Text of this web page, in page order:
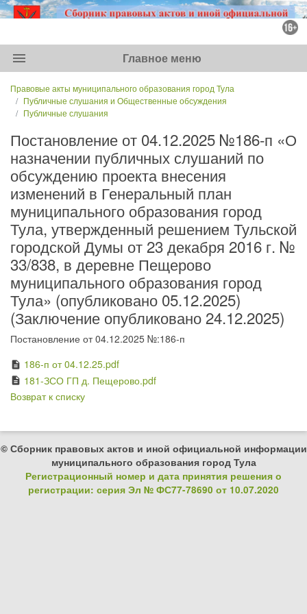
menu Главное меню
Правовые акты муниципального образования город Тула
Публичные слушания и Общественные обсуждения
Публичные слушания
Постановление от 04.12.2025 №186-п «О
назначении публичных слушаний по
обсуждению проекта внесения
изменений в Генеральный план
муниципального образования город
Тула, утвержденный решением Тульской
городской Думы от 23 декабря 2016 г. №
33/838, в деревне Пещерово
муниципального образования город
Тула» (опубликовано 05.12.2025)
(Заключение опубликовано 24.12.2025)
Постановление от 04.12.2025 №:186-п
description 186-п от 04.12.25.pdf
description 181-ЗСО ГП д. Пещерово.pdf
Возврат к списку
© Сборник правовых актов и иной официальной информации
муниципального образования город Тула
Регистрационный номер и дата принятия решения о
регистрации: серия Эл № ФС77-78690 от 10.07.2020